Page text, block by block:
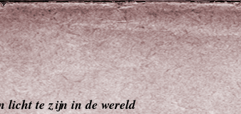
licht te zijn in de wereld